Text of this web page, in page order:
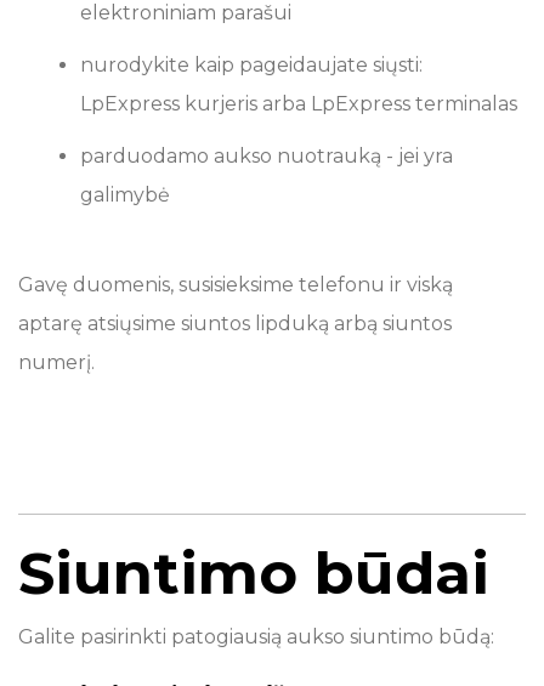
elektroniniam parašui
nurodykite kaip pageidaujate siųsti:
LpExpress kurjeris arba LpExpress terminalas
parduodamo aukso nuotrauką - jei yra
galimybė
Gavę duomenis, susisieksime telefonu ir viską
aptarę atsiųsime siuntos lipduką arbą siuntos
numerį.
Siuntimo būdai
Galite pasirinkti patogiausią aukso siuntimo būdą: